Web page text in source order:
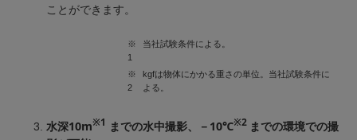
ことができます。
※
1
当社試験条件による。
※
2
kgfは物体にかかる重さの単位。当社試験条件に
よる。
水深10m※1 までの水中撮影、－10℃※2 までの環境での撮